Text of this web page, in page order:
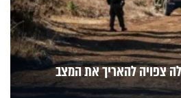
צפויה להאריך את המצב